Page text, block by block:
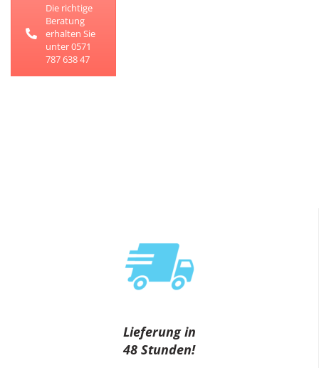
Die richtige
Beratung
erhalten Sie
unter 0571
787 638 47
Lieferung in
48 Stunden!